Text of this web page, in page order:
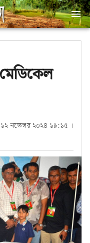
১২ নভেম্বর ২০২৪ ১৯:১৫ ।